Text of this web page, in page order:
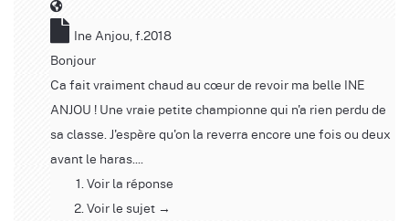
Ine Anjou, f.2018
Bonjour
Ca fait vraiment chaud au cœur de revoir ma belle INE
ANJOU ! Une vraie petite championne qui n'a rien perdu de
sa classe. J'espère qu'on la reverra encore une fois ou deux
avant le haras....
Voir la réponse
Voir le sujet →